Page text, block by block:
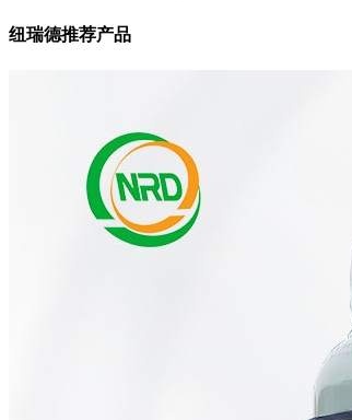
纽瑞德推荐产品